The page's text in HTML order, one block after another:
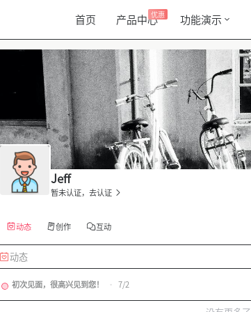
首页 产品中心优惠 功能演示
Jeff
暂未认证，去认证
动态 创作 互动
动态
初次见面，很高兴见到您！ • 7/2